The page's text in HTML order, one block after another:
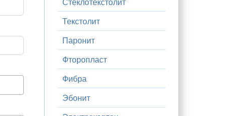
Стеклотекстолит
Текстолит
Паронит
Фторопласт
Фибра
Эбонит